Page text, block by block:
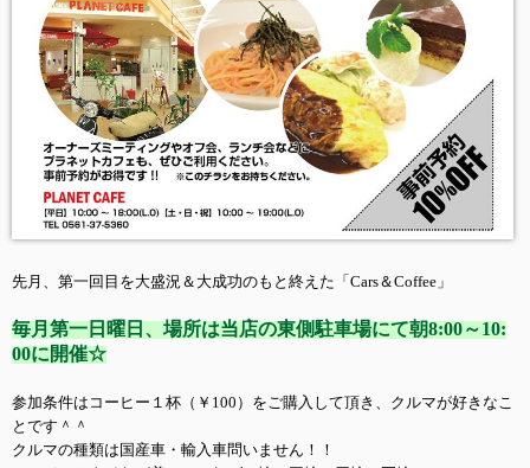
先月、第一回目を大盛況＆大成功のもと終えた「Cars＆Coffee」
毎月第一日曜日、場所は当店の東側駐車場にて朝8:00～10:
00に開催☆
参加条件はコーヒー１杯（￥100）をご購入して頂き、クルマが好きなこ
とです＾＾
クルマの種類は国産車・輸入車問いません！！